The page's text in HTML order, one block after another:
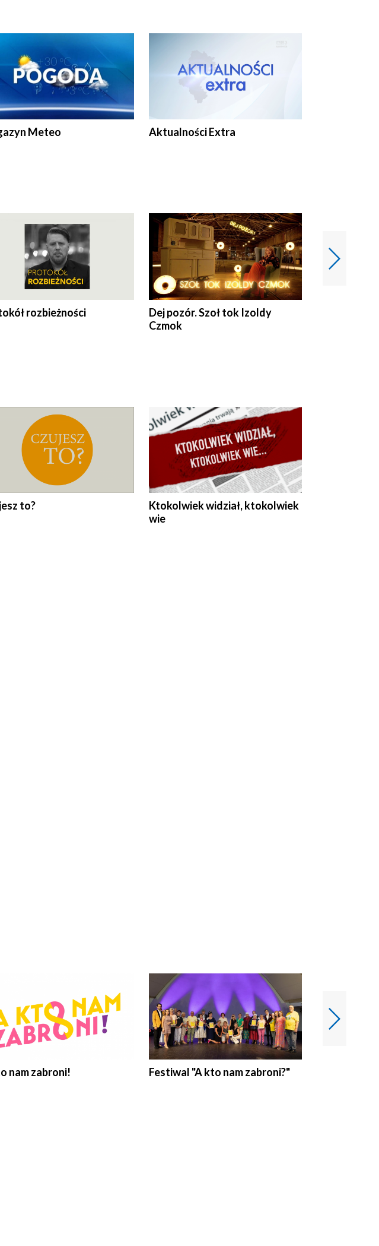
Meteo Aktualności Extra
rozbieżności
Dej pozór. Szoł tok Izoldy
Czmok
to?
Ktokolwiek widział, ktokolwiek
wie
nam zabroni! Festiwal "A kto nam zabroni?"